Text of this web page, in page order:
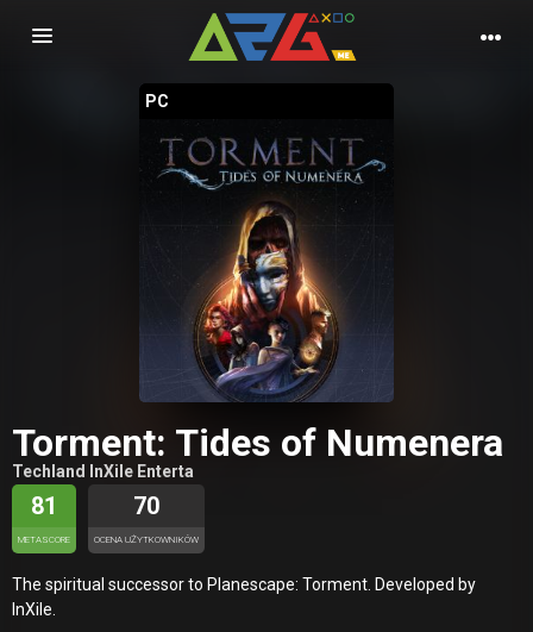
Nawigacja
PC
Torment: Tides of Numenera
Techland InXile Enterta
81
METASCORE
70
OCENA UŻYTKOWNIKÓW
The spiritual successor to Planescape: Torment. Developed by
InXile.